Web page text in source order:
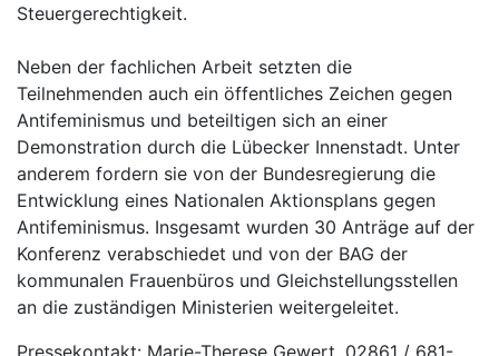
Steuergerechtigkeit.
Neben der fachlichen Arbeit setzten die
Teilnehmenden auch ein öffentliches Zeichen gegen
Antifeminismus und beteiltigen sich an einer
Demonstration durch die Lübecker Innenstadt. Unter
anderem fordern sie von der Bundesregierung die
Entwicklung eines Nationalen Aktionsplans gegen
Antifeminismus. Insgesamt wurden 30 Anträge auf der
Konferenz verabschiedet und von der BAG der
kommunalen Frauenbüros und Gleichstellungsstellen
an die zuständigen Ministerien weitergeleitet.